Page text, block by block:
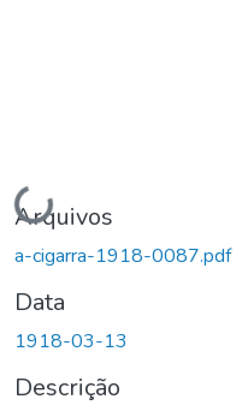
Carregando...
Arquivos
a-cigarra-1918-0087.pdf
Data
1918-03-13
Descrição